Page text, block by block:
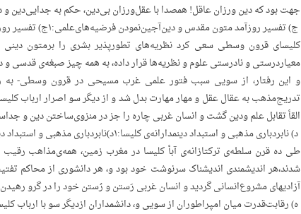
جهت‌ بود که‌ دین‌ ورزان‌ عاقل! همصدا با عقل‌ورزان‌ بی‌دین، حکم‌ به‌ جدایی‌دین‌ و
‌ ‌ج) تفسیر روزآمد متون‌ مقدس‌ و دین‌آجین‌نمودن‌ فرضیه‌های‌علمی:۱ج) تفسیر روزآمد متون‌ مقدس‌ و دین‌آجین‌نمودن‌ فرضیه‌های‌ علمی:، ۳
کلیسای‌ قرون‌ وسطی‌ سعی‌ کرد نظریه‌های‌ تطورپذیر بشری‌ را برمتون‌
معیاردرستی‌ و نادرستی‌ علوم‌ و نظریه‌ها قرار داده، به‌ همه‌ چیز صبغه‌ی‌ قدسی‌ و
و این‌ رفتار، از سویی‌ سبب‌ فتور علمی‌ غرب‌ مسیحی‌ در قرون‌ وسطی‌-
تدریج‌مذهب‌ به‌ عقال‌ عقل‌ و مهار مهارت‌ بدل‌ شد و از دیگر سو اصرار ارباب‌
القأ تقابل‌ علم‌ ودین‌ گشت‌ و انسان‌ غربی‌ چاره‌ را جز در منزوی‌ساختن‌ دین‌ و
‌ ‌د) نابردباری‌ مذهبی‌ و استبداد دینمدارانه‌ی‌ کلیسا:۱د)نابردباری‌ مذهبی‌ و استبداد دینمدارانه‌ی‌ کلیسا:، ۳
طی‌ ده‌ قرن‌ سلطه‌ی‌ ترکتازانه‌ی‌ آبأ کلیسا در مغرب‌ زمین، همه‌ی‌مذاهب‌
شدند،هر اندیشمندی‌ اندیشناک‌ سرنوشت‌ خود بود و، هر دانشوری‌ از محاکم‌
آزادیهای‌ مشروع‌انسانی‌ گردید و انسان‌ غربی‌ رَستن‌ و رُستن‌ خود را در گرو
‌ه) رقابت‌قدرت‌ میان‌ امپراطوران‌ از سویی‌ و، دانشمداران‌ ازدیگر سو با ارباب‌